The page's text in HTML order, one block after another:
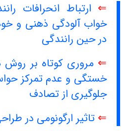
⇐ ارتباط انحرافات
خواب آلودگی ذهنی و
در حین رانندگی
⇐ مروری کوتاه بر
خستگی و عدم تمرکز
جلوگیری از تصادف
⇐ تاثیر ارگونومی در